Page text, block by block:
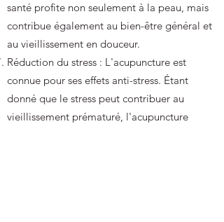
santé profite non seulement à la peau, mais
contribue également au bien-être général et
au vieillissement en douceur.
Réduction du stress : L'acupuncture est
connue pour ses effets anti-stress. Étant
donné que le stress peut contribuer au
vieillissement prématuré, l'acupuncture